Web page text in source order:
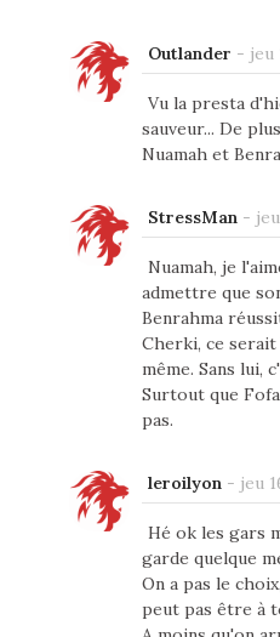
Outlander - jeu
Vu la presta
sauveur... De
Nuamah et
StressMan -
Nuamah, je
admettre que
Benrahma
Cherki, ce
même. Sans lui,
Surtout que
pas.
leroilyon - jeu
Hé ok les gars
garde quelque
On a pas le
peut pas être à